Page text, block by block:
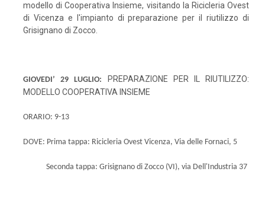
modello di Cooperativa Insieme, visitando la Ricicleria Ovest
di Vicenza e l'impianto di preparazione per il riutilizzo di
Grisignano di Zocco.
GIOVEDI’ 29 LUGLIO:
PREPARAZIONE PER IL RIUTILIZZO:
MODELLO COOPERATIVA INSIEME
ORARIO: 9-13
DOVE: Prima tappa: Ricicleria Ovest Vicenza, Via delle Fornaci, 5
Seconda tappa: Grisignano di Zocco (VI), via Dell'Industria 37